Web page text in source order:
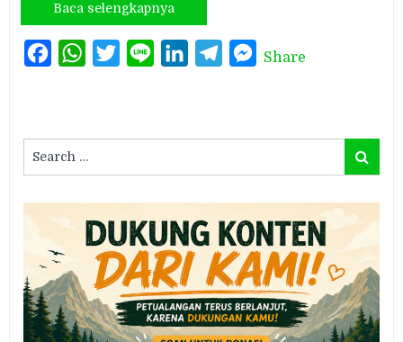
Baca selengkapnya
FacebookWhatsAppTwitterLine LinkedInTelegramMessenger
Share
for:
Search